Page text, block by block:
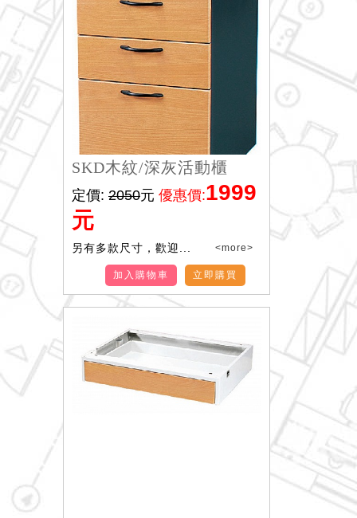
SKD木紋/深灰活動櫃
定價: 2050元 優惠價:1999
元
另有多款尺寸，歡迎... <more>
立即購買
加入購物車